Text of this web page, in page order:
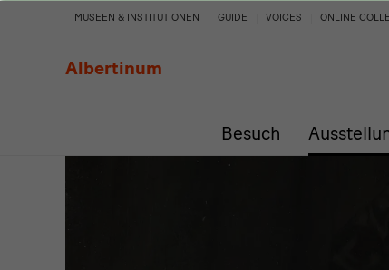
Albertinum
Sammlung
Weigang
Besuch
MUSEEN & INSTITUTIONEN GUIDE VOICES ONLINE